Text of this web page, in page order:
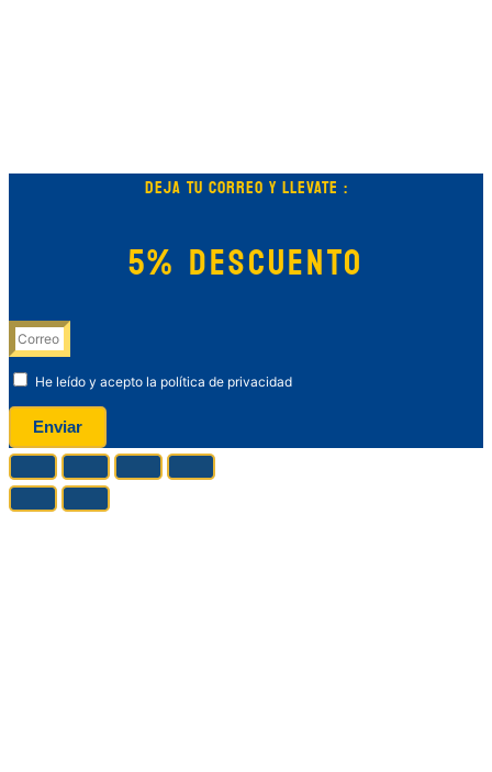
DEJA TU CORREO Y LLEVATE :
5% DESCUENTO
He leído y acepto la política de privacidad
Enviar